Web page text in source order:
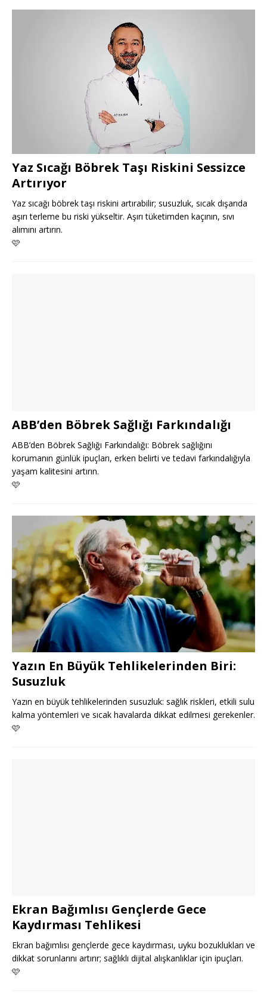
Yaz Sıcağı Böbrek Taşı Riskini Sessizce
Artırıyor
Yaz sıcağı böbrek taşı riskini artırabilir; susuzluk, sıcak dışarıda
aşırı terleme bu riski yükseltir. Aşırı tüketimden kaçının, sıvı
alımını artırın.
🩷
ABB’den Böbrek Sağlığı Farkındalığı
ABB’den Böbrek Sağlığı Farkındalığı: Böbrek sağlığını
korumanın günlük ipuçları, erken belirti ve tedavi farkındalığıyla
yaşam kalitesini artırın.
🩷
Yazın En Büyük Tehlikelerinden Biri:
Susuzluk
Yazın en büyük tehlikelerinden susuzluk: sağlık riskleri, etkili sulu
kalma yöntemleri ve sıcak havalarda dikkat edilmesi gerekenler.
🩷
Ekran Bağımlısı Gençlerde Gece
Kaydırması Tehlikesi
Ekran bağımlısı gençlerde gece kaydırması, uyku bozuklukları ve
dikkat sorunlarını artırır; sağlıklı dijital alışkanlıklar için ipuçları.
🩷